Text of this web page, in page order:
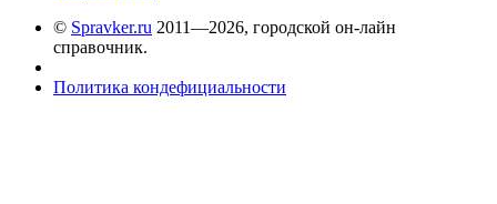
© Spravker.ru 2011—2026, городской он-лайн
справочник.
Политика кондефициальности